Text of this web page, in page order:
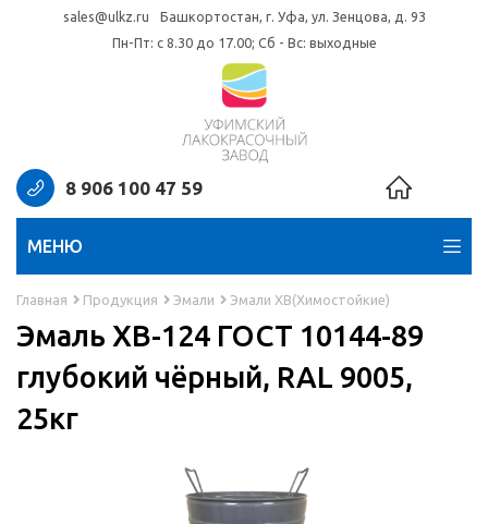
sales@ulkz.ru
Башкортостан, г. Уфа, ул. Зенцова, д. 93
Пн-Пт: с 8.30 до 17.00; Сб - Вс: выходные
8 906 100 47 59
МЕНЮ
Главная Продукция Эмали Эмали ХВ(Химостойкие)
Эмаль ХВ-124 ГОСТ 10144-89
глубокий чёрный, RAL 9005,
25кг